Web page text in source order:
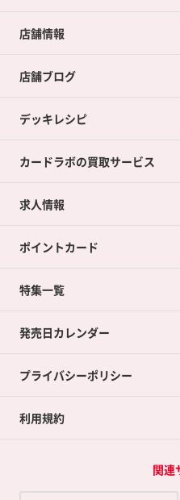
店舗情報
店舗ブログ
デッキレシピ
カードラボの買取サービス
カードラボの買取サービスTOP
店舗買取について
ネット買取について
買取承諾書について
求人情報
ポイントカード
ポイントカードTOP
ポイント交換景品
特集一覧
発売日カレンダー
プライバシーポリシー
利用規約
関連